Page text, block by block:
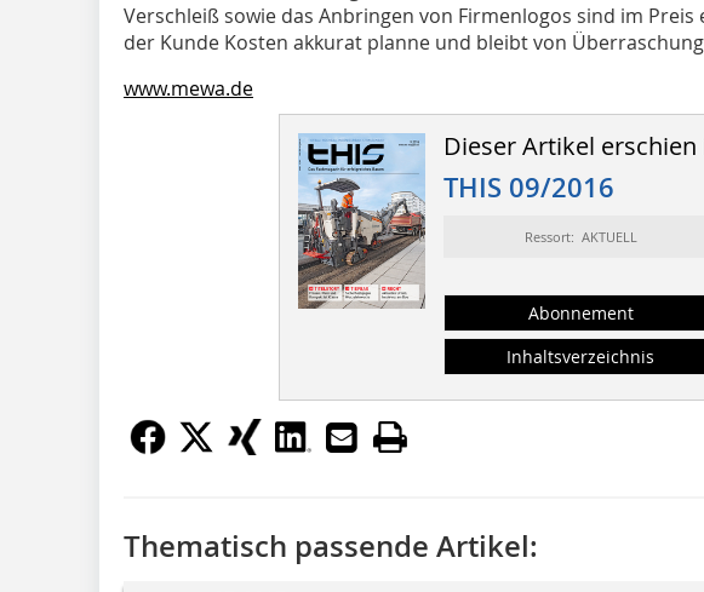
Verschleiß sowie das Anbringen von Firmenlogos sind im Preis
der Kunde Kosten akkurat planne und bleibt von
www.mewa.de
Dieser Artikel erschien
THIS 09/2016
Ressort: AKTUELL
Abonnement
Inhaltsverzeichnis
Thematisch passende Artikel: